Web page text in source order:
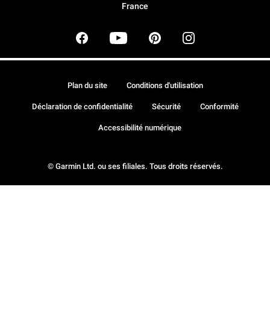
France
© Garmin Ltd. ou ses filiales. Tous droits réservés.
Plan du site Conditions d'utilisation
Déclaration de confidentialité Sécurité Conformité
Accessibilité numérique